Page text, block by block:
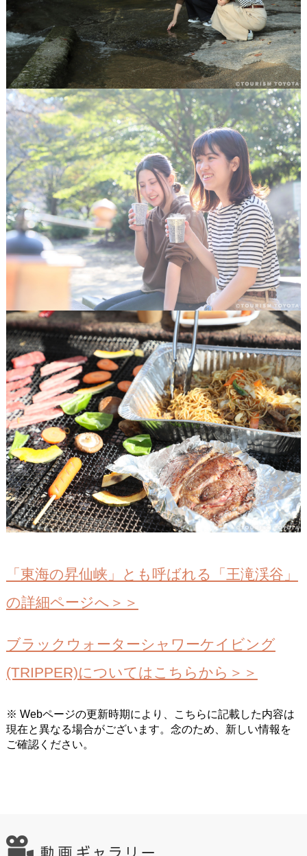
「東海の昇仙峡」とも呼ばれる「王滝渓谷」
の詳細ページへ＞＞
ブラックウォーターシャワーケイビング
(TRIPPER)についてはこちらから＞＞
※ Webページの更新時期により、こちらに記載した内容は
現在と異なる場合がございます。念のため、新しい情報を
ご確認ください。